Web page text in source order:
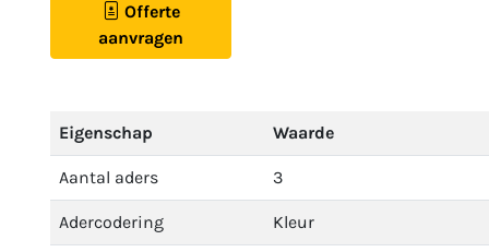
Offerte
aanvragen
Eigenschap Waarde
Aantal aders 3
Adercodering Kleur